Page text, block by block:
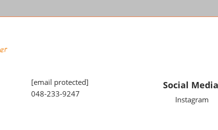
[email protected]
048-233-9247
Social Media
Instagram